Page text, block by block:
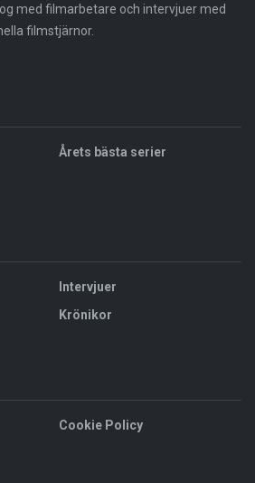
med filmarbetare och intervjuer med
filmstjärnor.
Årets bästa serier
Intervjuer
Krönikor
Cookie Policy